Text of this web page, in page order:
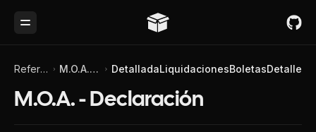
Toggle Menu
Referencia de API M.O.A. - Declaración DetalladaLiquidacionesBoletasDetalle
M.O.A. - Declaración